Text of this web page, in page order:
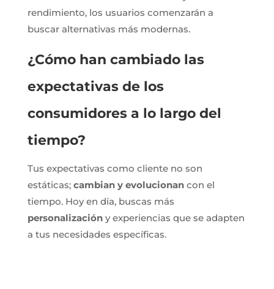
rendimiento, los usuarios comenzarán a
buscar alternativas más modernas.
¿Cómo han cambiado las
expectativas de los
consumidores a lo largo del
tiempo?
Tus expectativas como cliente no son
estáticas; cambian y evolucionancon el
tiempo. Hoy en día, buscas más
personalizacióny experiencias que se adapten
a tus necesidades específicas.